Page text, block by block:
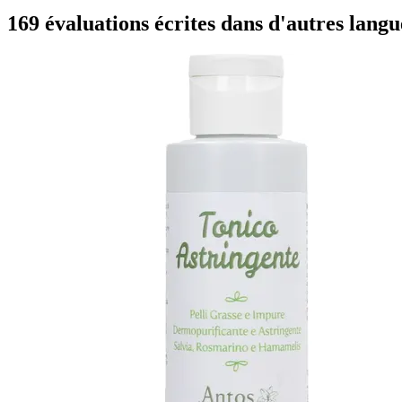
169 évaluations écrites dans d'autres